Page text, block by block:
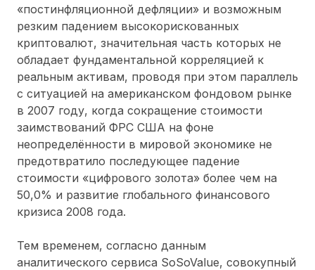
«постинфляционной дефляции» и возможным
резким падением высокорискованных
криптовалют, значительная часть которых не
обладает фундаментальной корреляцией к
реальным активам, проводя при этом параллель
с ситуацией на американском фондовом рынке
в 2007 году, когда сокращение стоимости
заимствований ФРС США на фоне
неопределённости в мировой экономике не
предотвратило последующее падение
стоимости «цифрового золота» более чем на
50,0% и развитие глобального финансового
кризиса 2008 года.
Тем временем, согласно данным
аналитического сервиса SoSoValue, совокупный